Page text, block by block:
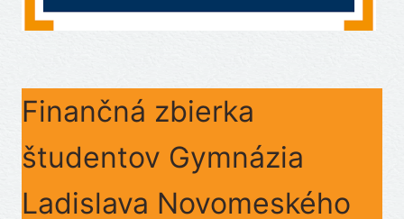
Finančná zbierka
študentov Gymnázia
Ladislava Novomeského